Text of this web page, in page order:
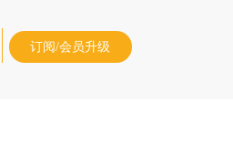
订阅/会员升级